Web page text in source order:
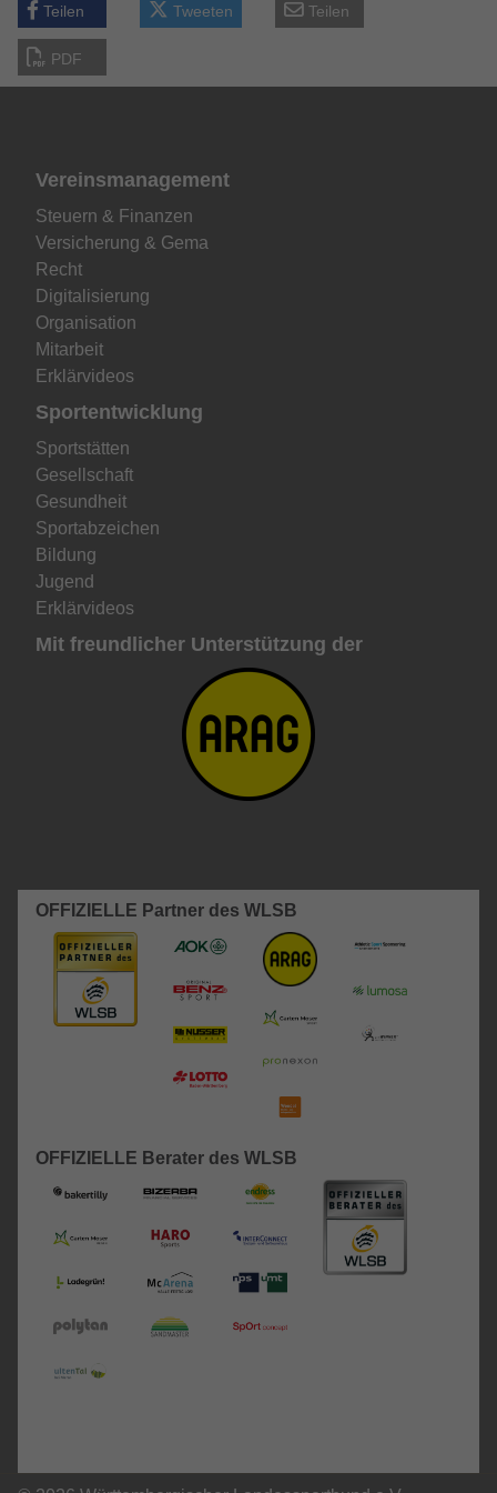
Teilen Tweeten Teilen
PDF
Vereinsmanagement
Steuern & Finanzen
Versicherung & Gema
Recht
Digitalisierung
Organisation
Mitarbeit
Erklärvideos
Sportentwicklung
Sportstätten
Gesellschaft
Gesundheit
Sportabzeichen
Bildung
Jugend
Erklärvideos
Mit freundlicher Unterstützung der
OFFIZIELLE Partner des WLSB
OFFIZIELLE Berater des WLSB